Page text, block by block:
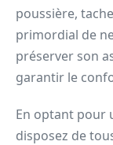
poussière,
primordial de
préserver son
garantir le
En optant pour
disposez de